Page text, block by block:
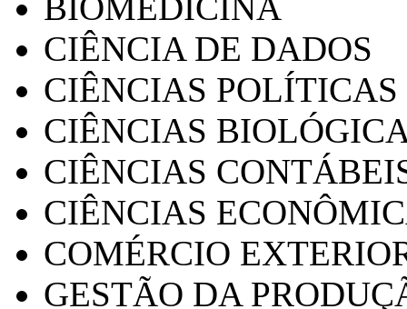
CIÊNCIA DE DADOS
CIÊNCIAS POLÍTICAS
CIÊNCIAS
CIÊNCIAS
CIÊNCIAS
COMÉRCIO
GESTÃO DA